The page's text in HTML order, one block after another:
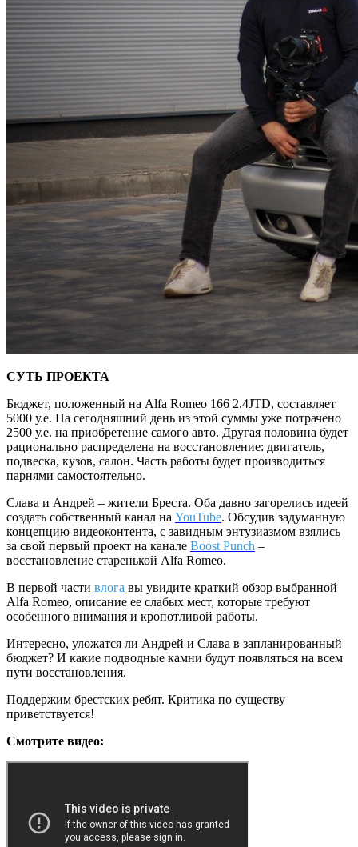
СУТЬ ПРОЕКТА
Бюджет, положенный на Alfa Romeo 166 2.4JTD, составляет
5000 у.е. На сегодняшний день из этой суммы уже потрачено
2500 у.е. на приобретение самого авто. Другая половина будет
рационально распределена на восстановление: двигатель,
подвеска, кузов, салон. Часть работы будет производиться
парнями самостоятельно.
Слава и Андрей – жители Бреста. Оба давно загорелись идеей
создать собственный канал на YouTube. Обсудив задуманную
концепцию видеоконтента, с завидным энтузиазмом взялись
за свой первый проект на канале Boost Punch –
восстановление старенькой Alfa Romeo.
В первой части влога вы увидите краткий обзор выбранной
Alfa Romeo, описание ее слабых мест, которые требуют
особенного внимания и кропотливой работы.
Интересно, уложатся ли Андрей и Слава в запланированный
бюджет? И какие подводные камни будут появляться на всем
пути восстановления.
Поддержим брестских ребят. Критика по существу
приветствуется!
Смотрите видео: